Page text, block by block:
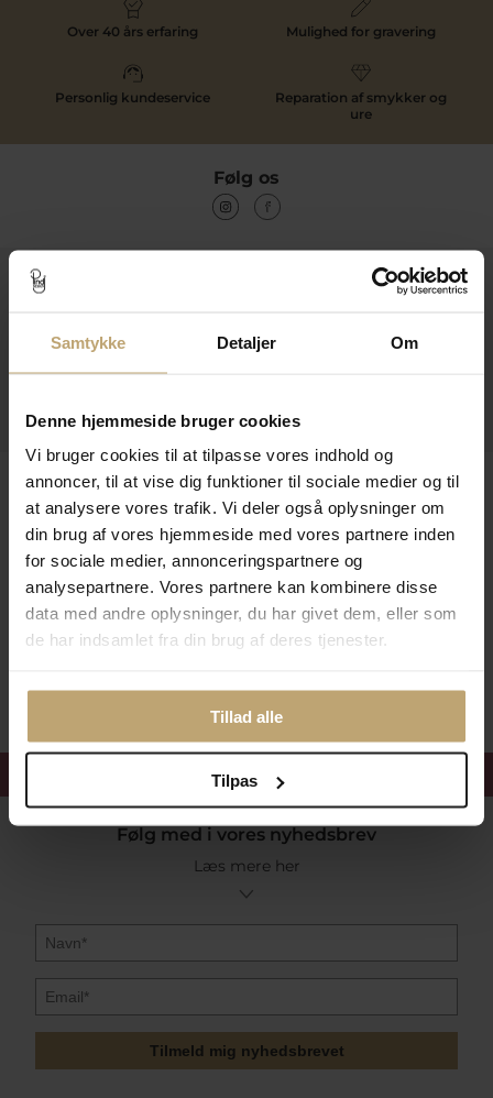
Samtykke Detaljer Om
Denne hjemmeside bruger cookies
Vi bruger cookies til at tilpasse vores indhold og
annoncer, til at vise dig funktioner til sociale medier og til
at analysere vores trafik. Vi deler også oplysninger om
din brug af vores hjemmeside med vores partnere inden
for sociale medier, annonceringspartnere og
analysepartnere. Vores partnere kan kombinere disse
data med andre oplysninger, du har givet dem, eller som
de har indsamlet fra din brug af deres tjenester.
Tillad alle
Tilpas
Over 40 års erfaring Mulighed for gravering
Personlig kundeservice
Reparation af smykker og
ure
Følg os
Kontakt
Information
Praktiske Sider
Leveringsmuligheder
Betalingsmuligheder
velkomstrabat
Følg med i vores nyhedsbrev
Læs mere her
Tilmeld mig nyhedsbrevet